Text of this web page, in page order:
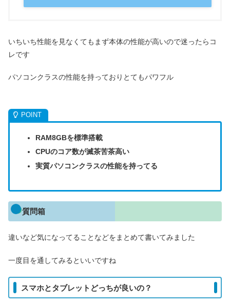
いちいち性能を見なくてもまず本体の性能が高いので迷ったらコ
レです
パソコンクラスの性能を持っておりとてもパワフル
RAM8GBを標準搭載
CPUのコア数が滅茶苦茶高い
実質パソコンクラスの性能を持ってる
質問箱
違いなど気になってることなどをまとめて書いてみました
一度目を通してみるといいですね
スマホとタブレットどっちが良いの？